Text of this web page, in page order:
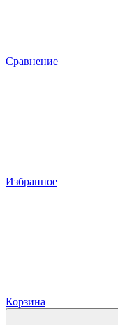
Сравнение
Избранное
Корзина